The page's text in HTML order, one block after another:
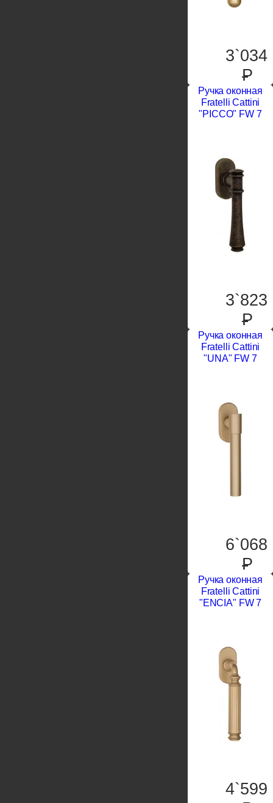
3`034
P
Ручка оконная
Fratelli Cattini
"PICCO" FW 7
3`823
P
Ручка оконная
Fratelli Cattini
"UNA" FW 7
6`068
P
Ручка оконная
Fratelli Cattini
"ENCIA" FW 7
4`599